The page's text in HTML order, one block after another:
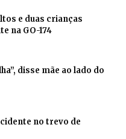
e duas crianças
na GO-174
disse mãe ao lado do
no trevo de